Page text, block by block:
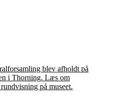
blev afholdt på
i Thorning. Læs om
på museet.